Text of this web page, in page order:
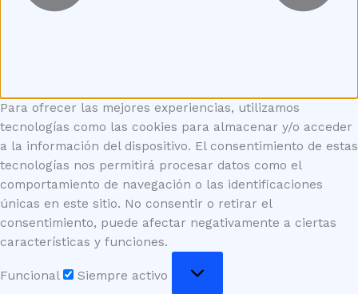
Para ofrecer las mejores experiencias, utilizamos
tecnologías como las cookies para almacenar y/o acceder
a la información del dispositivo. El consentimiento de estas
tecnologías nos permitirá procesar datos como el
comportamiento de navegación o las identificaciones
únicas en este sitio. No consentir o retirar el
consentimiento, puede afectar negativamente a ciertas
características y funciones.
Funcional
Siempre activo